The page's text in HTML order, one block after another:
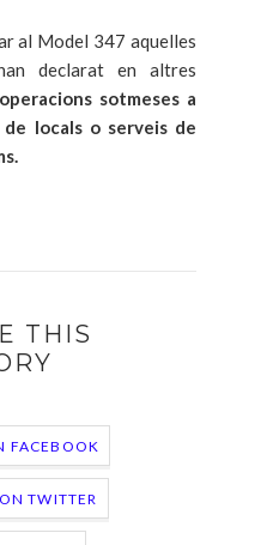
al Model 347 aquelles
declarat en altres
sotmeses a
locals o serveis de
THIS
FACEBOOK
TWITTER